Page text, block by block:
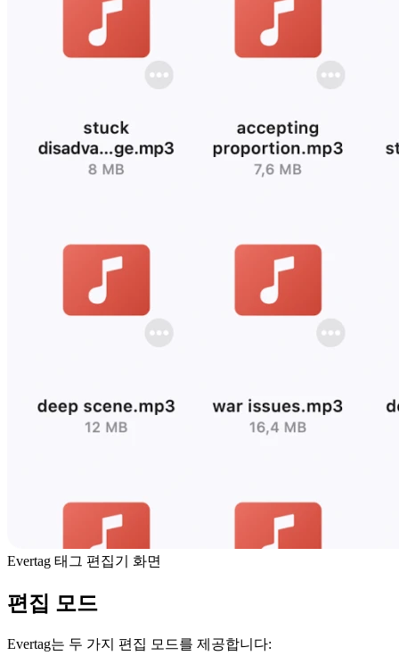
Evertag 태그 편집기 화면
편집 모드
Evertag는 두 가지 편집 모드를 제공합니다: